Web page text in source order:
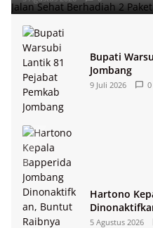
Bupati
Jombang
9 Juli 2026 0
Hartono
Miliar Kas
5 Agustus 2026